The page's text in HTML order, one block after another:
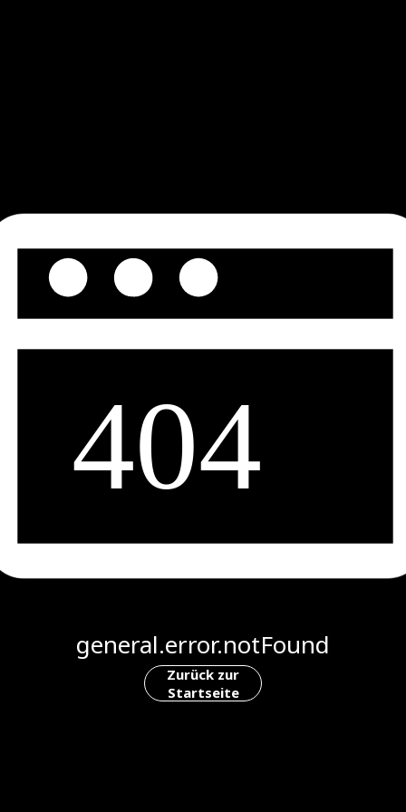
general.error.notFound
Zurück zur
Startseite